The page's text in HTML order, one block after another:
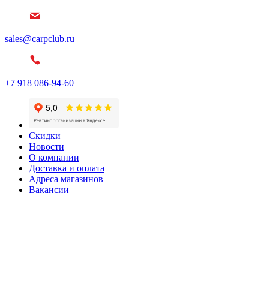
sales@carpclub.ru
+7 918 086-94-60
Скидки
Новости
О компании
Доставка и оплата
Адреса магазинов
Вакансии